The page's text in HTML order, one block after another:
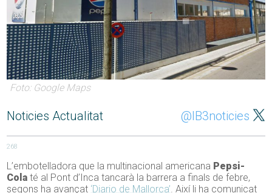
Foto: Google Maps
Noticies Actualitat @IB3noticies
268
L’embotelladora que la multinacional americana Pepsi-
Cola té al Pont d’Inca tancarà la barrera a finals de febre,
segons ha avançat ‘Diario de Mallorca’. Així li ha comunicat